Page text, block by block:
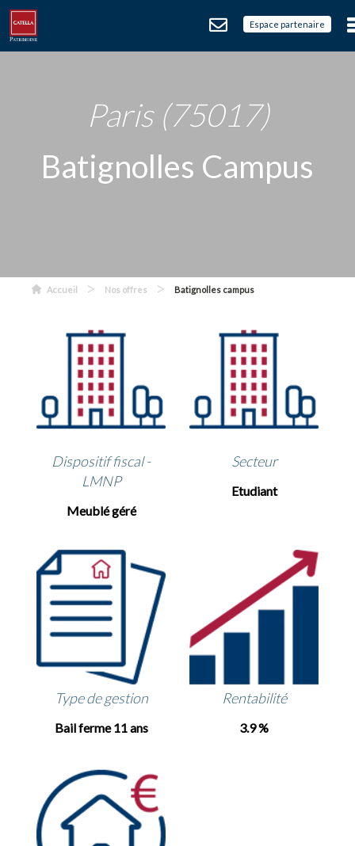
Espace partenaire
Paris (75017)
Batignolles Campus
Accueil > Nos offres > Batignolles campus
Dispositif fiscal -
LMNP
Meublé géré
Secteur
Etudiant
Type de gestion
Bail ferme 11 ans
Rentabilité
3.9 %